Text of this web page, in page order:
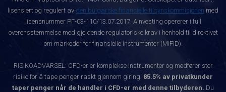
lisensiert og regulert av den bulgarske finansielle tilsynskommisjonen med
lisensnummer РГ-03-110/13.07.2017. Ainvesting opererer i full
overensstemmelse med gjeldende regulatoriske krav i henhold til direktivet
om markeder for finansielle instrumenter (MiFID).
RISIKOADVARSEL: CFD-er er komplekse instrumenter og medfører stor
risiko for å tape penger raskt gjennom giring. 85.5% av privatkunder
taper penger når de handler i CFD-er med denne tilbyderen. Du